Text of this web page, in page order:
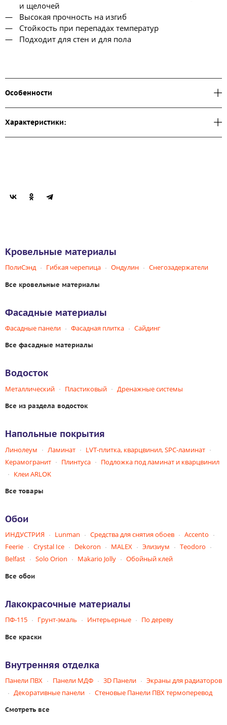
и щелочей
Высокая прочность на изгиб
Стойкость при перепадах температур
Подходит для стен и для пола
Особенности
Характеристики:
Кровельные материалы
ПолиСэнд Гибкая черепица Ондулин Снегозадержатели
Все кровельные материалы
Фасадные материалы
Фасадные панели Фасадная плитка Сайдинг
Все фасадные материалы
Водосток
Металлический Пластиковый Дренажные системы
Все из раздела водосток
Напольные покрытия
Линолеум Ламинат
LVT-плитка, кварцвинил, SPC-ламинат
Керамогранит
Плинтуса
Подложка под ламинат и кварцвинил
Клеи ARLOK
Все товары
Обои
ИНДУСТРИЯ Lunman Средства для снятия обоев
Accento
Feerie
Crystal Ice Dekoron MALEX Элизиум
Teodoro
Belfast
Solo Orion Makario Jolly Обойный клей
Все обои
Лакокрасочные материалы
ПФ-115 Грунт-эмаль Интерьерные По дереву
Все краски
Внутренняя отделка
Панели ПВХ Панели МДФ 3D Панели
Экраны для радиаторов
Декоративные панели
Стеновые Панели ПВХ термоперевод
Смотреть все